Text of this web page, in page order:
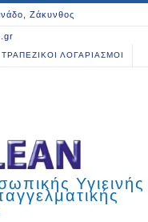
Ζάκυνθος
ΤΡΑΠΕΖΙΚΟΙ ΛΟΓΑΡΙΑΣΜΟΙ
Υγιεινής